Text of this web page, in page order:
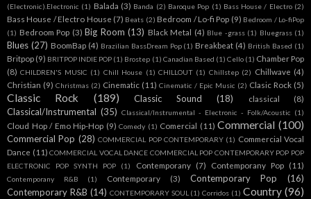
(Electronic).Electronic (1) Balada (3) Banda (2) Baroque Pop (1) Bass House / Electro (2)
Bass House / Electro House (7) Beats (2) Bedroom / Lo-fi Pop (9) Bedroom / Lo-fiPop
(1) Bedroom Pop (3) Big Room (13) Black Metal (4) Blue -grass (1) Bluegrass (1)
Blues (27) BoomBap (4) Brazilian BassDream Pop (1) Breakbeat (4) British Based (1)
Britpop (9) BRITPOP INDIE POP (1) Brostep (1) Canadian Based (1) Cello (1) Chamber Pop
(8) CHILDREN'S MUSIC (1) Chill House (1) CHILLOUT (1) Chillstep (2) Chillwave (4)
Christian (9) Christmas (2) Cinematic (11) Cinematic / Epic Music (2) Clasic Rock (5)
Classic Rock (189) Classic Sound (18) classical (8)
Classical/Instrumental (35) Classical/Instrumental - Electronic - Folk/Acoustic (1)
Cloud Hop / Emo Hip-Hop (9) Comedy (1) Comercial (11) Commercial (100)
Commercial Pop (28) COMMERCIAL POP CONTEMPORARY (1) Commercial Vocal
Dance (11) COMMERCIAL VOCAL DANCE COMMERCIAL POP CONTEMPORARY POP POP
ELECTRONIC POP SYNTH POP
(1) Contemporany (7) Contemporany Pop (11)
Contemporany R&B (1) Contemporary (3) Contemporary Pop
(16)
Contemporary R&B (14) CONTEMPORARY SOUL (1) Corridos (1) Country (96)